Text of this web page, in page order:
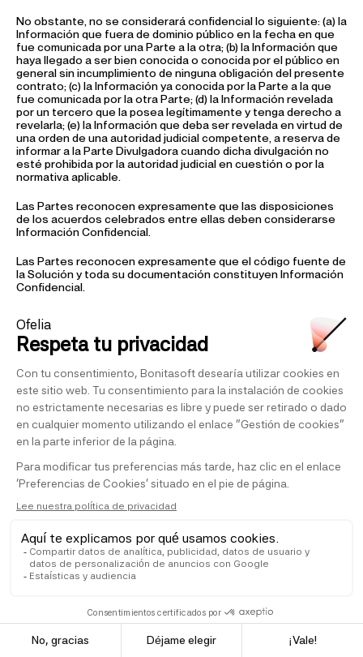
No obstante, no se considerará confidencial lo siguiente: (a) la
Información que fuera de dominio público en la fecha en que
fue comunicada por una Parte a la otra; (b) la Información que
haya llegado a ser bien conocida o conocida por el público en
general sin incumplimiento de ninguna obligación del presente
contrato; (c) la Información ya conocida por la Parte a la que
fue comunicada por la otra Parte; (d) la Información revelada
por un tercero que la posea legítimamente y tenga derecho a
revelarla; (e) la Información que deba ser revelada en virtud de
una orden de una autoridad judicial competente, a reserva de
informar a la Parte Divulgadora cuando dicha divulgación no
esté prohibida por la autoridad judicial en cuestión o por la
normativa aplicable.
Las Partes reconocen expresamente que las disposiciones
de los acuerdos celebrados entre ellas deben considerarse
Información Confidencial.
Las Partes reconocen expresamente que el código fuente de
la Solución y toda su documentación constituyen Información
Confidencial.
14. Compromisos relacionados con el uso de una solución de
IA
En cualquier caso, Ofelia se compromete a utilizar todos los
medios para garantizar que la Solución:
excluya cualquier práctica prohibida según lo
definido por el Reglamento (UE) 2024/1689 por el
que se establecen normas armonizadas en materia
de inteligencia artificial (la "Ley de IA") y por la
normativa aplicable a la IA (en adelante,
conjuntamente, la "Normativa de IA");
de la Suscripción, con la Normativa de IA;
esté sujeta a supervisión humana, permitiendo en
particular que la Solución sea suspendida en
respete la privacidad y la no discriminación. En
particular, Ofelia garantiza que ha implementado